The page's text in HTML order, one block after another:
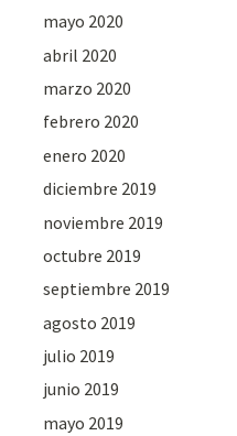
mayo 2020
abril 2020
marzo 2020
febrero 2020
enero 2020
diciembre 2019
noviembre 2019
octubre 2019
septiembre 2019
agosto 2019
julio 2019
junio 2019
mayo 2019